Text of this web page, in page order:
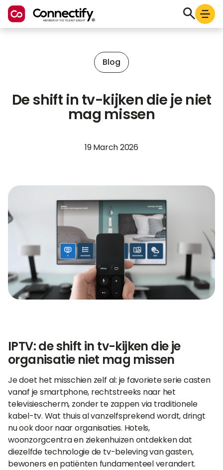
Blog
De shift in tv-kijken die je niet
mag missen
19 March 2026
IPTV: de shift in tv-kijken die je
organisatie niet mag missen
Je doet het misschien zelf al: je favoriete serie casten
vanaf je smartphone, rechtstreeks naar het
televisiescherm, zonder te zappen via traditionele
kabel-tv. Wat thuis al vanzelfsprekend wordt, dringt
nu ook door naar organisaties. Hotels,
woonzorgcentra en ziekenhuizen ontdekken dat
diezelfde technologie de tv-beleving van gasten,
bewoners en patiënten fundamenteel verandert.